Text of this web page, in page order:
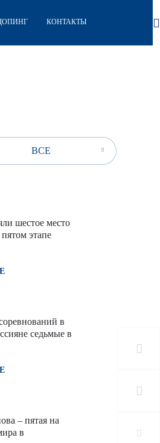
КОНТАКТЫ
ВСЕ
шестое место
этапе
в
седьмые в
– пятая на
в